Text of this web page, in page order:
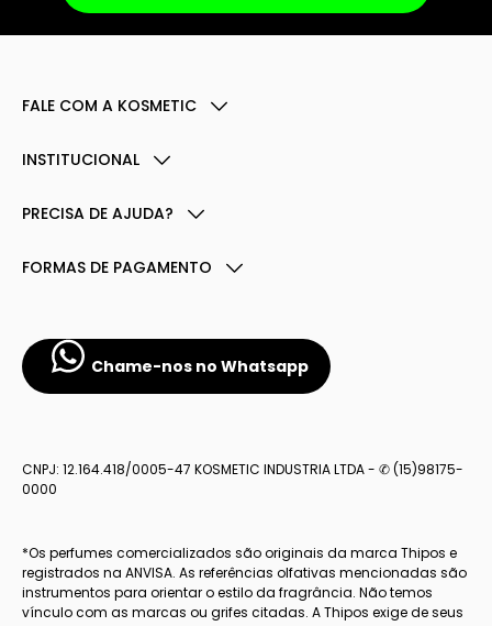
FALE COM A KOSMETIC
INSTITUCIONAL
PRECISA DE AJUDA?
FORMAS DE PAGAMENTO
Chame-nos no Whatsapp
CNPJ: 12.164.418/0005-47 KOSMETIC INDUSTRIA LTDA - ✆ (15)98175-
0000
*Os perfumes comercializados são originais da marca Thipos e
registrados na ANVISA. As referências olfativas mencionadas são
instrumentos para orientar o estilo da fragrância. Não temos
vínculo com as marcas ou grifes citadas. A Thipos exige de seus